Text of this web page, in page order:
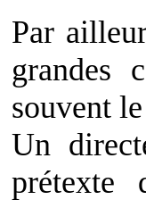
Par
grandes
souvent
Un
prétexte